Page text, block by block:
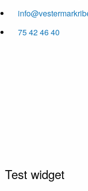
75 42 46 40
Test widget